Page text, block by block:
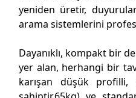
yeniden üretir,
arama sistemlerini
Dayanıklı, kompakt bir
yer alan, herhangi bir
karışan düşük profilli,